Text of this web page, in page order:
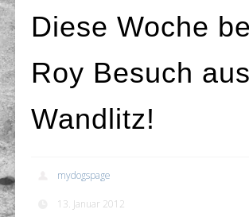
Diese Woche
Roy Besuch aus
Wandlitz!
mydogspage
13. Januar 2012